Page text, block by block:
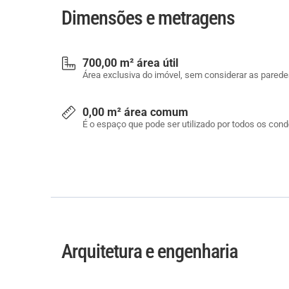
Dimensões e metragens
700,00 m² área útil
Área exclusiva do imóvel, sem considerar as
0,00 m² área comum
É o espaço que pode ser utilizado por todos os
Arquitetura e engenharia